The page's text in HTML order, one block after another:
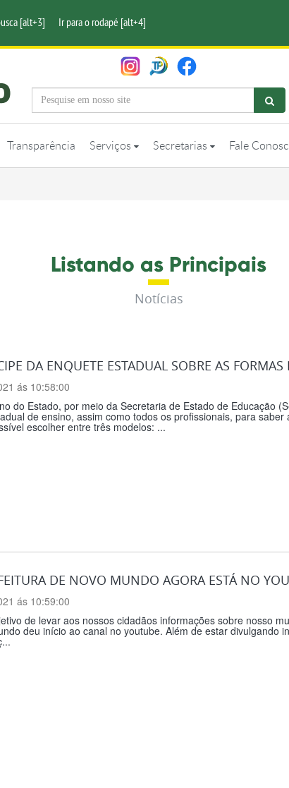
[alt+3] Ir para o rodapé [alt+4]
Transparência Serviços Secretarias Fale
Listando as Principais
Notícias
DA ENQUETE ESTADUAL SOBRE AS FORMAS
ás 10:58:00
do Estado, por meio da Secretaria de Estado de Educação
de ensino, assim como todos os profissionais, para
escolher entre três modelos: ...
DE NOVO MUNDO AGORA ESTÁ NO
ás 10:59:00
de levar aos nossos cidadãos informações sobre nosso
deu início ao canal no youtube. Além de estar divulgando